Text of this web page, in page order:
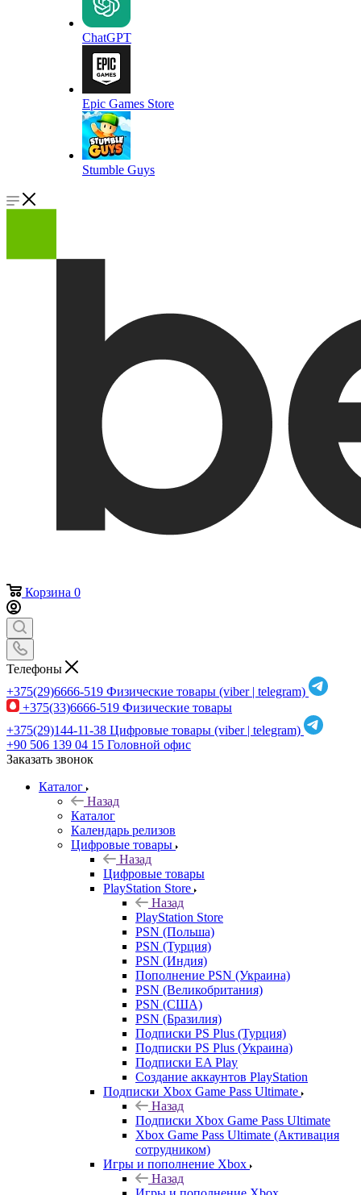
ChatGPT
Epic Games Store
Stumble Guys
Корзина 0
Телефоны
+375(29)6666-519 Физические товары (viber | telegram)
+375(33)6666-519 Физические товары
+375(29)144-11-38 Цифровые товары (viber | telegram)
+90 506 139 04 15 Головной офис
Заказать звонок
Каталог
Назад
Каталог
Календарь релизов
Цифровые товары
Назад
Цифровые товары
PlayStation Store
Назад
PlayStation Store
PSN (Польша)
PSN (Турция)
PSN (Индия)
Пополнение PSN (Украина)
PSN (Великобритания)
PSN (США)
PSN (Бразилия)
Подписки PS Plus (Турция)
Подписки PS Plus (Украина)
Подписки EA Play
Создание аккаунтов PlayStation
Подписки Xbox Game Pass Ultimate
Назад
Подписки Xbox Game Pass Ultimate
Xbox Game Pass Ultimate (Активация
сотрудником)
Игры и пополнение Xbox
Назад